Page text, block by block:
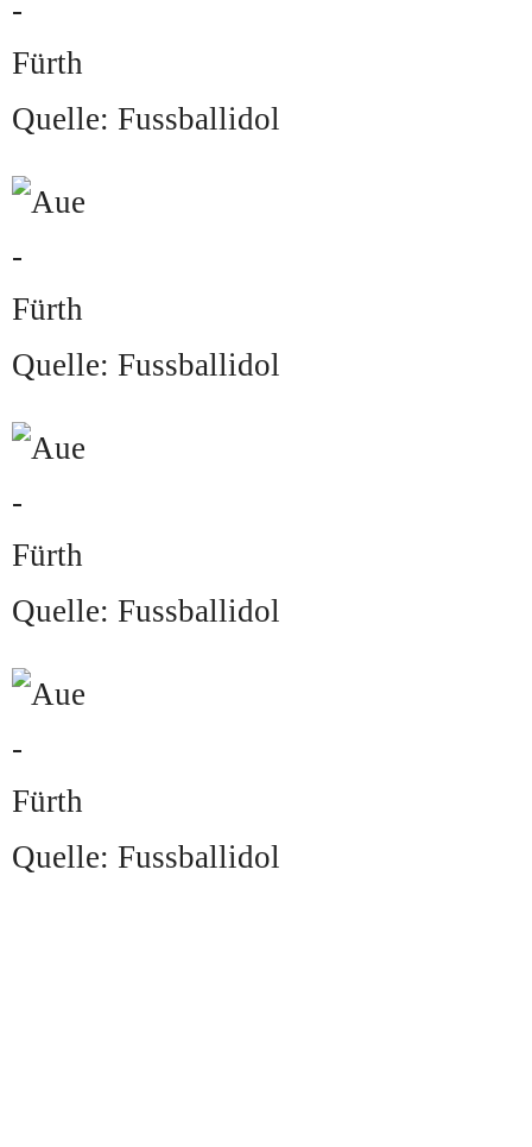
Quelle: Fussballidol
Quelle: Fussballidol
Quelle: Fussballidol
Quelle: Fussballidol